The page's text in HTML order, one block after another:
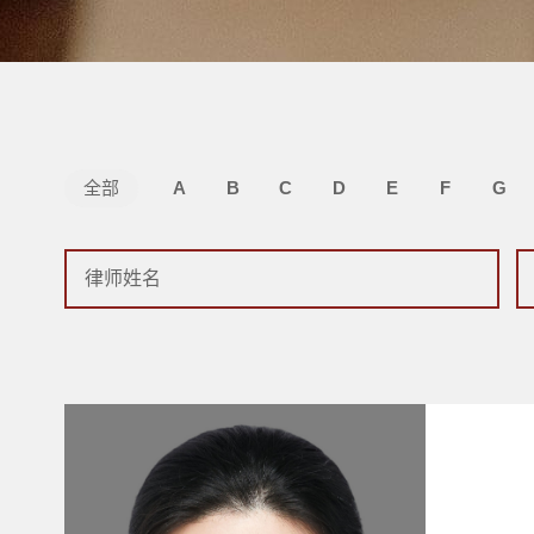
全部 A B C D E F G